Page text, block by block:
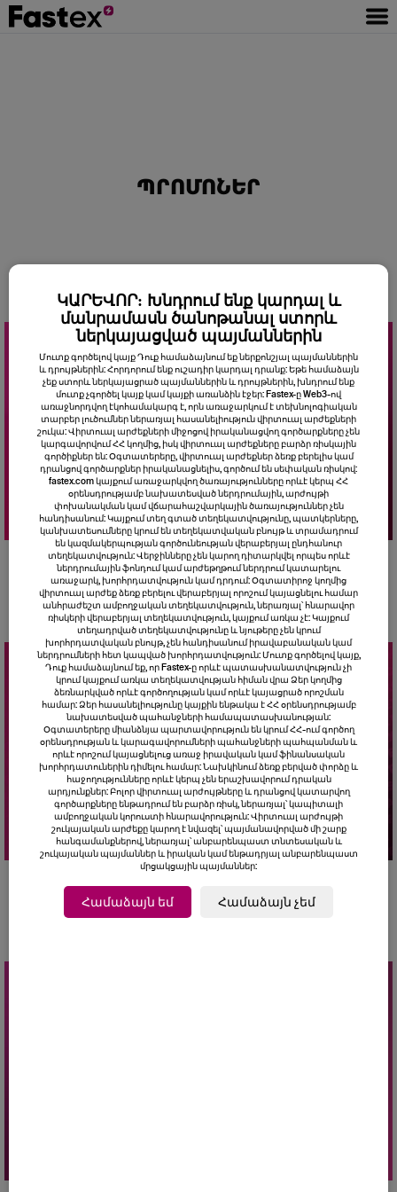
ԿԱՐԵՎՈՐ: Խնդրում ենք կարդալ և
մանրամասն ծանոթանալ ստորև
ներկայացված պայմաններին
Մուտք գործելով կայք Դուք համաձայնում եք ներքոնշյալ պայմաններին
և դրույթներին: Հորդորում ենք ուշադիր կարդալ դրանք: Եթե համաձայն
չեք ստորև ներկայացրած պայմաններին և դրույթներին, խնդրում ենք
մուտք չգործել կայք կամ կայքի առանձին էջեր: Fastex-ը Web3-ով
առաջնորդվող էկոհամակարգ է, որն առաջարկում է տեխնոլոգիական
տարբեր լուծումներ ներառյալ հասանելիություն վիրտուալ արժեքների
շուկա: Վիրտուալ արժեքների միջոցով իրականացվող գործարքները չեն
կարգավորվում ՀՀ կողմից, իսկ վիրտուալ արժեքները բարձր ռիսկային
գործիքներ են: Օգտատերերը, վիրտուալ արժեքներ ձեռք բերելիս կամ
դրանցով գործարքներ իրականացնելիս, գործում են սեփական ռիսկով:
fastex.com կայքում առաջարկվող ծառայությունները որևէ կերպ ՀՀ
օրենսդրությամբ նախատեսված ներդրումային, արժույթի
փոխանակման կամ վճարահաշվարկային ծառայություններ չեն
հանդիսանում: Կայքում տեղ գտած տեղեկատվությունը, պատկերները,
կանխատեսումները կրում են տեղեկատվական բնույթ և տրամադրում
են կազմակերպության գործունեության վերաբերյալ ընդհանուր
տեղեկատվություն: Վերջինները չեն կարող դիտարկվել որպես որևէ
ներդրումային ֆոնդում կամ արժեթղթում ներդրում կատարելու
առաջարկ, խորհրդատվություն կամ դրդում: Օգտատիրոջ կողմից
վիրտուալ արժեք ձեռք բերելու վերաբերյալ որոշում կայացնելու համար
անհրաժեշտ ամբողջական տեղեկատվություն, ներառյալ՝ հնարավոր
ռիսկերի վերաբերյալ տեղեկատվություն, կայքում առկա չէ: Կայքում
տեղադրված տեղեկատվությունը և նյութերը չեն կրում
խորհրդատվական բնույթ, չեն հանդիսանում իրավաբանական կամ
ներդրումների հետ կապված խորհրդատվություն: Մուտք գործելով կայք,
Դուք համաձայնում եք, որ Fastex-ը որևէ պատասխանատվություն չի
կրում կայքում առկա տեղեկատվության հիման վրա Ձեր կողմից
ձեռնարկված որևէ գործողության կամ որևէ կայացրած որոշման
համար: Ձեր հասանելիությունը կայքին ենթակա է ՀՀ օրենսդրությամբ
նախատեսված պահանջների համապատասխանության:
Օգտատերերը միանձնյա պարտավորություն են կրում ՀՀ-ում գործող
օրենսդրության և կարագավորումների պահանջների պահպանման և
որևէ որոշում կայացնելուց առաջ իրավական կամ ֆինանսական
խորհրդատուներին դիմելու համար: Նախկինում ձեռք բերված փորձը և
հաջողությունները որևէ կերպ չեն երաշխավորում դրական
արդյունքներ: Բոլոր վիրտուալ արժույթները և դրանցով կատարվող
գործարքները ենթադրում են բարձր ռիսկ, ներառյալ՝ կապիտալի
ամբողջական կորուստի հնարավորություն: Վիրտուալ արժույթի
շուկայական արժեքը կարող է նվազել՝ պայմանավորված մի շարք
հանգամանքներով, ներառյալ՝ անբարենպաստ տնտեսական և
շուկայական պայմաններ և իրական կամ ենթադրյալ անբարենպաստ
մրցակցային պայմաններ:
ՊՐՈՄՈՆԵՐ
Ակցիան ավարտված է
Ընթացիկ ակցիա